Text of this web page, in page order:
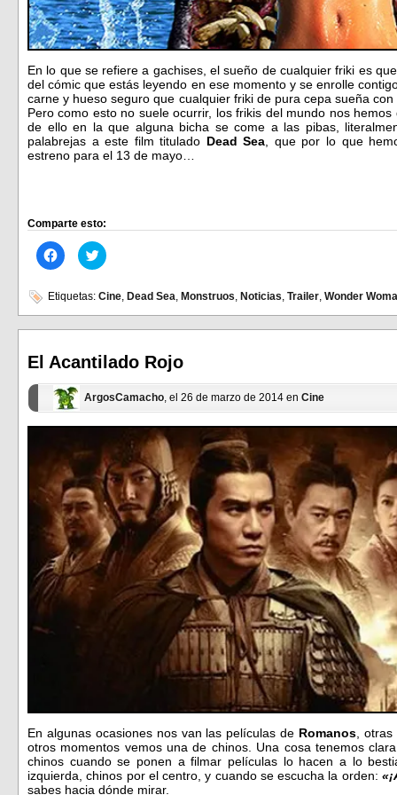
En lo que se refiere a gachises, el sueño de cualquier friki es
del cómic que estás leyendo en ese momento y se enrolle
carne y hueso seguro que cualquier friki de pura cepa sueña
Pero como esto no suele ocurrir, los frikis del mundo nos
de ello en la que alguna bicha se come a las pibas,
palabrejas a este film titulado Dead Sea , que por lo que
estreno para el 13 de mayo…
Comparte esto:
Haz
clic
en
Facebook
(Se
abre
ventana
nueva)
Haz
clic
en
Twitter
(Se
abre
ventana
nueva)
Etiquetas: Cine, Dead Sea, Monstruos, Noticias, Trailer, Wonder
El Acantilado Rojo
ArgosCamacho, el 26 de marzo de 2014 en Cine
En algunas ocasiones nos van las películas de Romanos ,
otros momentos vemos una de chinos. Una cosa tenemos
chinos cuando se ponen a filmar películas lo hacen a lo
izquierda, chinos por el centro, y cuando se escucha la orden:
sabes hacia dónde mirar.